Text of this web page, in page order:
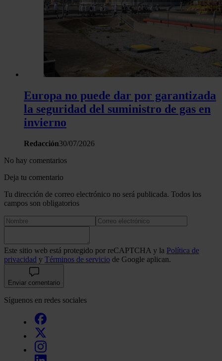
análisis web, quienes pueden combinarla con otra
haya proporcionado o que hayan recopilado a partir del uso
Europa no puede dar por garantizada
la seguridad del suministro de gas en
invierno
Redacción30/07/2026
No hay comentarios
Deja tu comentario
Tu dirección de correo electrónico no será publicada. Todos los
campos son obligatorios
Este sitio web está protegido por reCAPTCHA y la Política de
privacidad y Términos de servicio de Google aplican.
Enviar comentario
Síguenos en redes sociales